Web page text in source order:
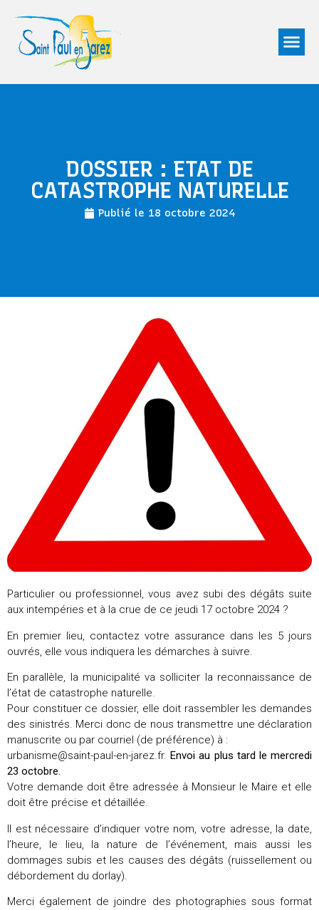
DOSSIER : ETAT DE
CATASTROPHE NATURELLE
Publié le 18 octobre 2024
Particulier ou professionnel, vous avez subi des dégâts suite
aux intempéries et à la crue de ce jeudi 17 octobre 2024 ?
En premier lieu, contactez votre assurance dans les 5 jours
ouvrés, elle vous indiquera les démarches à suivre.
En parallèle, la municipalité va solliciter la reconnaissance de
l’état de catastrophe naturelle.
Pour constituer ce dossier, elle doit rassembler les demandes
des sinistrés. Merci donc de nous transmettre une déclaration
manuscrite ou par courriel (de préférence) à :
urbanisme@saint-paul-en-jarez.fr.Envoi au plus tard le mercredi
23 octobre.
Votre demande doit être adressée à Monsieur le Maire et elle
doit être précise et détaillée.
Il est nécessaire d’indiquer votre nom, votre adresse, la date,
l’heure, le lieu, la nature de l’événement, mais aussi les
dommages subis et les causes des dégâts (ruissellement ou
débordement du dorlay).
Merci également de joindre des photographies sous format